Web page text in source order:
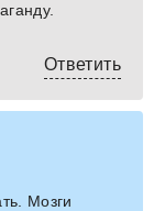
Ответить
Мозги